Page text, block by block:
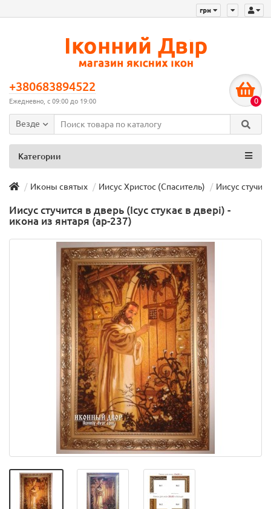
грн
+380683894522
Ежедневно, с 09:00 до 19:00 0
Везде
Категории
Иконы святых Иисус Христос (Спаситель) Иисус
Иисус стучится в дверь (Ісус стукає в двері) -
икона из янтаря (ар-237)